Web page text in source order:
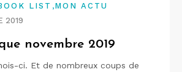
LIST ,MON ACTU
2019
novembre 2019
ci. Et de nombreux coups de